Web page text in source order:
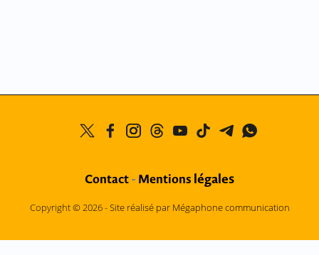
Contact - Mentions légales
Copyright © 2026 -Site réalisé par Mégaphone communication